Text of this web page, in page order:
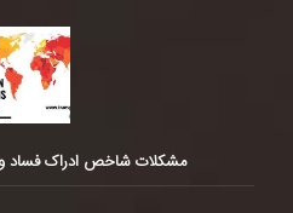
مشکلات شاخص ادراک فساد